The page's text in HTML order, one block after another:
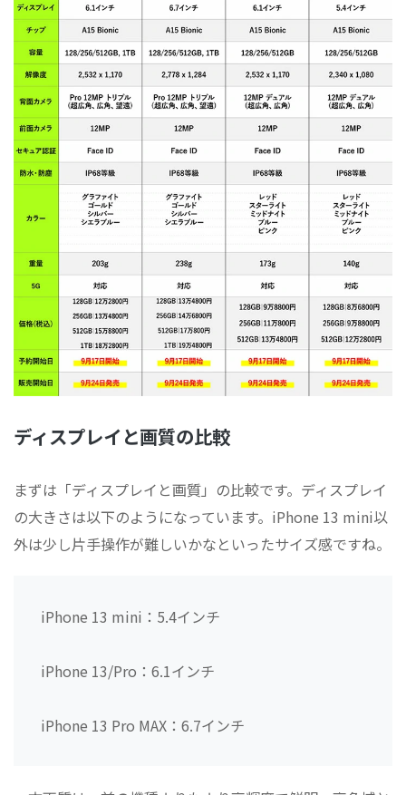
ディスプレイと画質の比較
まずは「ディスプレイと画質」の比較です。ディスプレイ
の大きさは以下のようになっています。iPhone 13 mini以
外は少し片手操作が難しいかなといったサイズ感ですね。
iPhone 13 mini：5.4インチ
iPhone 13/Pro：6.1インチ
iPhone 13 Pro MAX：6.7インチ